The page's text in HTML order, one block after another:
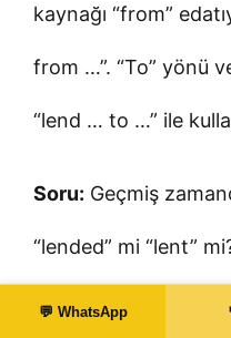
kaynağı “from”
from …”. “To” yönü
“lend … to …” ile
Soru: Geçmiş
“lended” mi “lent”
Cevap:Doğru form
💬 WhatsApp